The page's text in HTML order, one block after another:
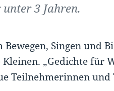
3 Jahren.
Singen und
„Gedichte für
Teilnehmerinnen und